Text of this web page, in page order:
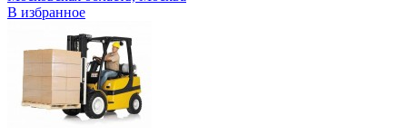
В избранное